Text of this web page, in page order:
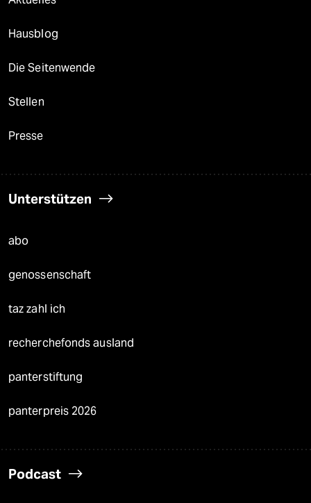
Hausblog
Die Seitenwende
Stellen
Presse
Unterstützen
abo
genossenschaft
taz zahl ich
recherchefonds ausland
panterstiftung
panterpreis 2026
Podcast